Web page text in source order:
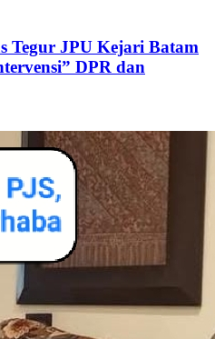
Tegur JPU Kejari Batam
DPR dan